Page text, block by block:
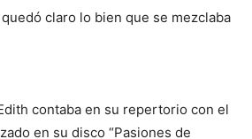
claro lo bien que se mezclaba
contaba en su repertorio con el
en su disco “Pasiones de